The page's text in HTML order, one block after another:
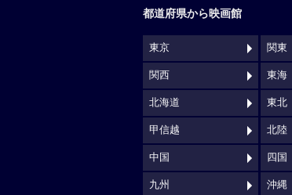
都道府県から映画館
東京 関東
関西 東海
北海道 東北
甲信越 北陸
中国 四国
九州 沖縄